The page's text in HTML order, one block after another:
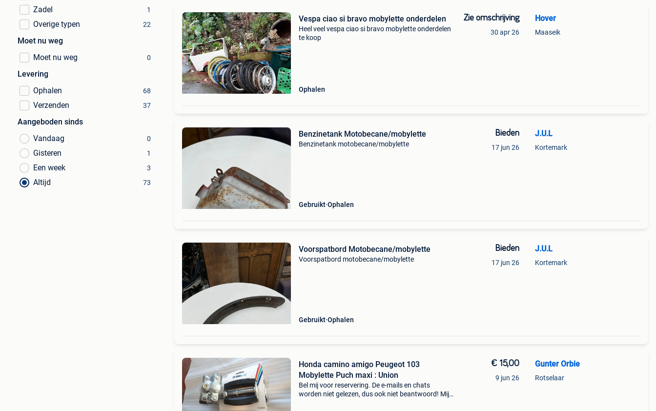
Zadel 1
Overige typen 22
Moet nu weg
Moet nu weg
0
Levering
Ophalen
68
Verzenden 37
Aangeboden sinds
Vandaag
0
Gisteren 1
Een week 3
Altijd 73
Vespa ciao si bravo mobylette onderdelen
Heel veel vespa ciao si bravo mobylette onderdelen
te koop
Ophalen
Zie omschrijving
30 apr 26
Hover
Maaseik
Benzinetank Motobecane/mobylette
Benzinetank motobecane/mobylette
Gebruikt Ophalen
Bieden
17 jun 26
J.U.L
Kortemark
Voorspatbord Motobecane/mobylette
Voorspatbord motobecane/mobylette
Gebruikt Ophalen
Bieden
17 jun 26
J.U.L
Kortemark
Honda camino amigo Peugeot 103
Mobylette Puch maxi : Union
Bel mij voor reservering. De e-mails en chats
worden niet gelezen, dus ook niet beantwoord! Mijn
€ 15,00
9 jun 26
Gunter Orbie
Rotselaar